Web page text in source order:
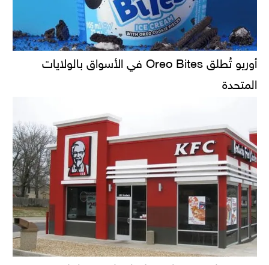
أوريو تُطلق Oreo Bites في الأسواق بالولايات
المتحدة